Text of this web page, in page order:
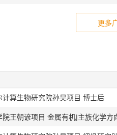
更多
算生物研究院孙昊项目 博士后
王朝谚项目 金属有机|主族化学方